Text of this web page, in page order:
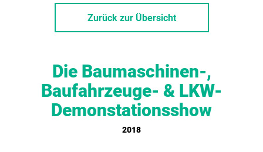
Zurück zur Übersicht
Die Baumaschinen-,
Baufahrzeuge- & LKW-
Demonstationsshow
2018